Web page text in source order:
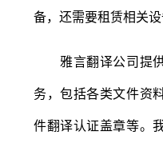
备，还需要租赁相关设
雅言翻译公司提供
务，包括各类文件资
件翻译认证盖章等。